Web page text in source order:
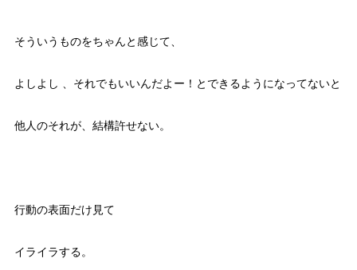
そういうものをちゃんと感じて、
よしよし 、それでもいいんだよー！とできるようになってないと
他人のそれが、結構許せない。
行動の表面だけ見て
イライラする。